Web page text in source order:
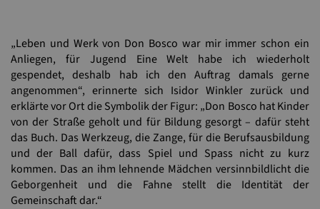
„Leben und Werk von Don Bosco war mir immer schon ein
Anliegen, für Jugend Eine Welt habe ich wiederholt
gespendet, deshalb hab ich den Auftrag damals gerne
angenommen“, erinnerte sich Isidor Winkler zurück und
erklärte vor Ort die Symbolik der Figur: „Don Bosco hat Kinder
von der Straße geholt und für Bildung gesorgt – dafür steht
das Buch. Das Werkzeug, die Zange, für die Berufsausbildung
und der Ball dafür, dass Spiel und Spass nicht zu kurz
kommen. Das an ihm lehnende Mädchen versinnbildlicht die
Geborgenheit und die Fahne stellt die Identität der
Gemeinschaft dar.“